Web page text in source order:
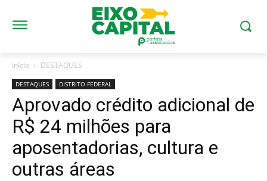
Início DESTAQUES
DESTAQUES DISTRITO FEDERAL
Aprovado crédito adicional de
R$ 24 milhões para
aposentadorias, cultura e
outras áreas